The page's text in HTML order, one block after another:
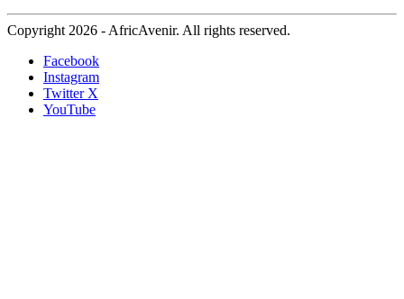
Copyright 2026 - AfricAvenir. All rights reserved.
Facebook
Instagram
Twitter X
YouTube